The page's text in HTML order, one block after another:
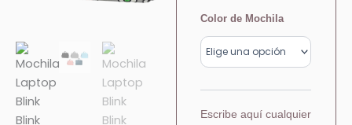
Color de Mochila
Escribe aquí cualquier
Mochila
Blink
Blink